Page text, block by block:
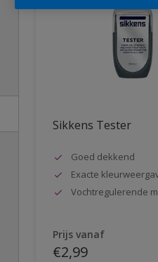
Sikkens Tester
Goed dekkend
Exacte
Vochtregulerende
Prijs vanaf
€2,99